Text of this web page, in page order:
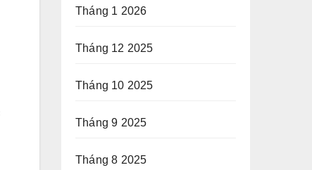
Tháng 1 2026
Tháng 12 2025
Tháng 10 2025
Tháng 9 2025
Tháng 8 2025